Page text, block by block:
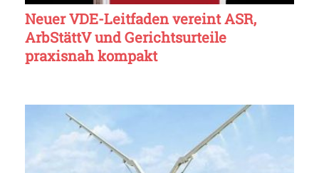
Neuer VDE-Leitfaden vereint ASR,
ArbStättV und Gerichtsurteile
praxisnah kompakt